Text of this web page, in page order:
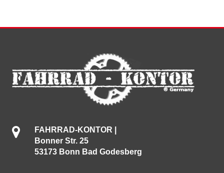
FAHRRAD-KONTOR |
Bonner Str. 25
53173 Bonn Bad Godesberg